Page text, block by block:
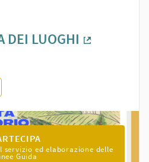
DEI LUOGHI
partecipata dell’Unione Valnure
INFORMAZIONI SUL
servizio ed elaborazione delle
Guida